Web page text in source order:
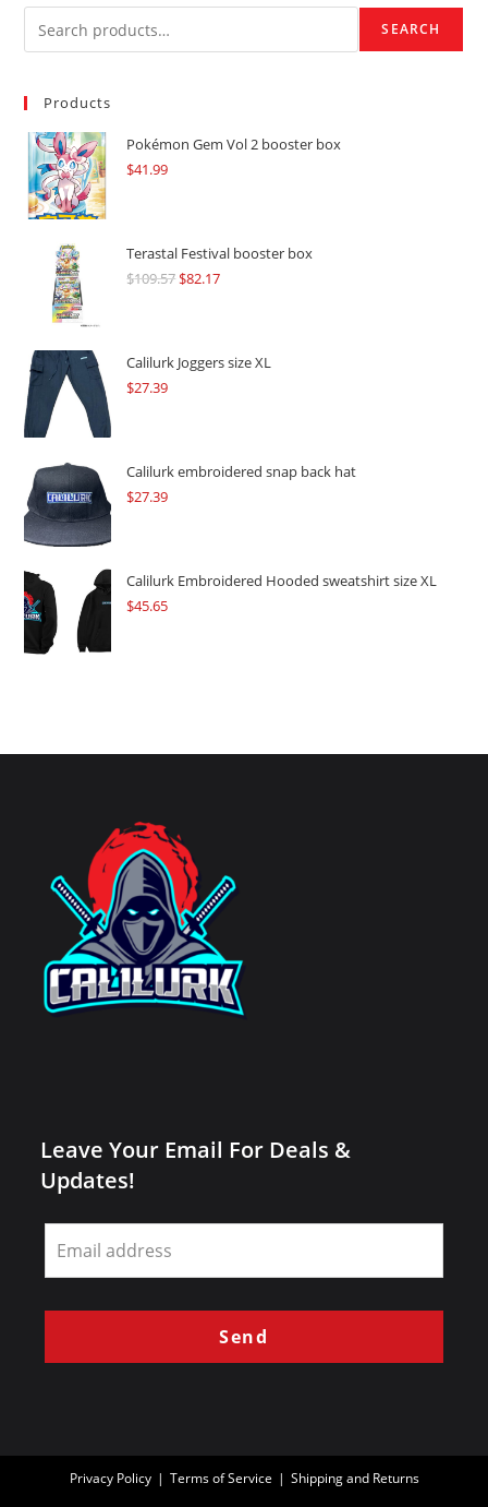
SEARCH
Products
Pokémon Gem Vol 2 booster box
$41.99
Terastal Festival booster box
$109.57Original
$109.57.
$82.17Current
$82.17.
Calilurk Joggers size XL
$27.39
Calilurk embroidered snap back hat
$27.39
Calilurk Embroidered Hooded sweatshirt size XL
$45.65
Leave Your Email For Deals &
Updates!
Leave
this
field
blank
Send
Privacy Policy Terms of Service Shipping and Returns